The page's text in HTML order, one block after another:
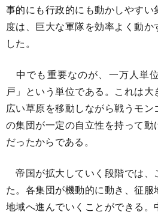
事的にも行政的にも動かしやす
度は、巨大な軍隊を効率よく動
した。
中でも重要なのが、一万人単
戸」という単位である。これは大
広い草原を移動しながら戦うモ
の集団が一定の自立性を持って
だったからである。
帝国が拡大していく段階では、
た。各集団が機動的に動き、征
地域へ進んでいくことができる